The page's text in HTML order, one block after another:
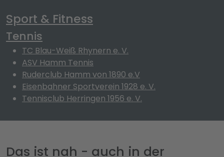
Sport & Fitness
Tennis
TC Blau-Weiß Rhynern e. V.
ASV Hamm Tennis
Ruderclub Hamm von 1890 e.V
Eisenbahner Sportverein 1928 e. V.
Tennisclub Herringen 1956 e. V.
Das ist nah - auch in der